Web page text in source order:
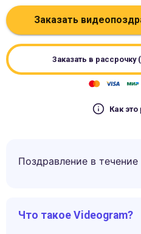
Заказать
Заказать в рассрочку
Как это
Поздравление в течение
Что такое Videogram?